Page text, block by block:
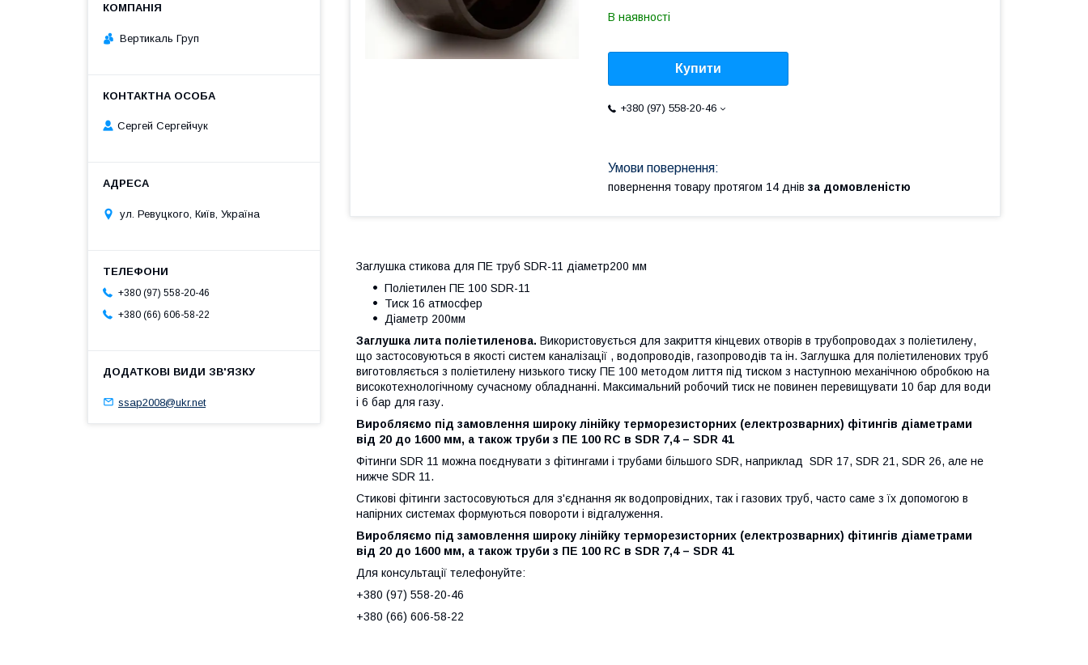
В наявності
Купити
+380 (97) 558-20-46
повернення товару протягом 14 днів за домовленістю
Заглушка стикова для ПЕ труб SDR-11 діаметр200 мм
Поліетилен ПE 100 SDR-11
Тиск 16 атмосфер
Діаметр 200мм
Заглушка лита поліетиленова. Використовується для закриття кінцевих отворів в трубопроводах з поліетилену,
що застосовуються в якості систем каналізації , водопроводів, газопроводів та ін. Заглушка для поліетиленових труб
виготовляється з поліетилену низького тиску ПE 100 методом лиття під тиском з наступною механічною обробкою на
високотехнологічному сучасному обладнанні. Максимальний робочий тиск не повинен перевищувати 10 бар для води
і 6 бар для газу.
Виробляємо під замовлення широку лінійку терморезисторних (електрозварних) фітингів діаметрами
від 20 до 1600 мм, а також труби з ПE 100 RC в SDR 7,4 – SDR 41
Фітинги SDR 11 можна поєднувати з фітингами і трубами більшого SDR, наприклад SDR 17, SDR 21, SDR 26, але не
нижче SDR 11.
Стикові фітинги застосовуються для з'єднання як водопровідних, так і газових труб, часто саме з їх допомогою в
напірних системах формуються повороти і відгалуження.
Виробляємо під замовлення широку лінійку терморезисторних (електрозварних) фітингів діаметрами
від 20 до 1600 мм, а також труби з ПE 100 RC в SDR 7,4 – SDR 41
Для консультації телефонуйте:
+380 (97) 558-20-46
+380 (66) 606-58-22
Вертикаль Груп
Сергей Сергейчук
ул. Ревуцкого, Київ, Україна
+380 (97) 558-20-46
+380 (66) 606-58-22
ssap2008@ukr.net